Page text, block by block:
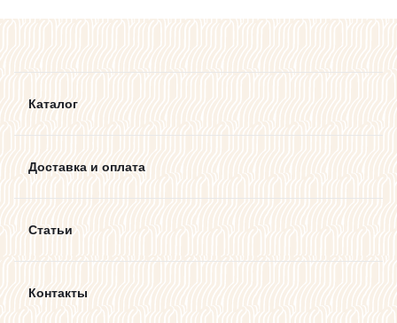
Каталог
Доставка и оплата
Статьи
Контакты